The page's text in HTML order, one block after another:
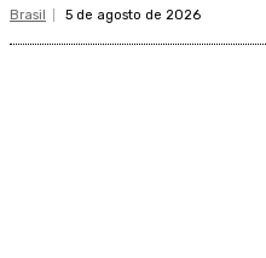
Brasil 5 de agosto de 2026